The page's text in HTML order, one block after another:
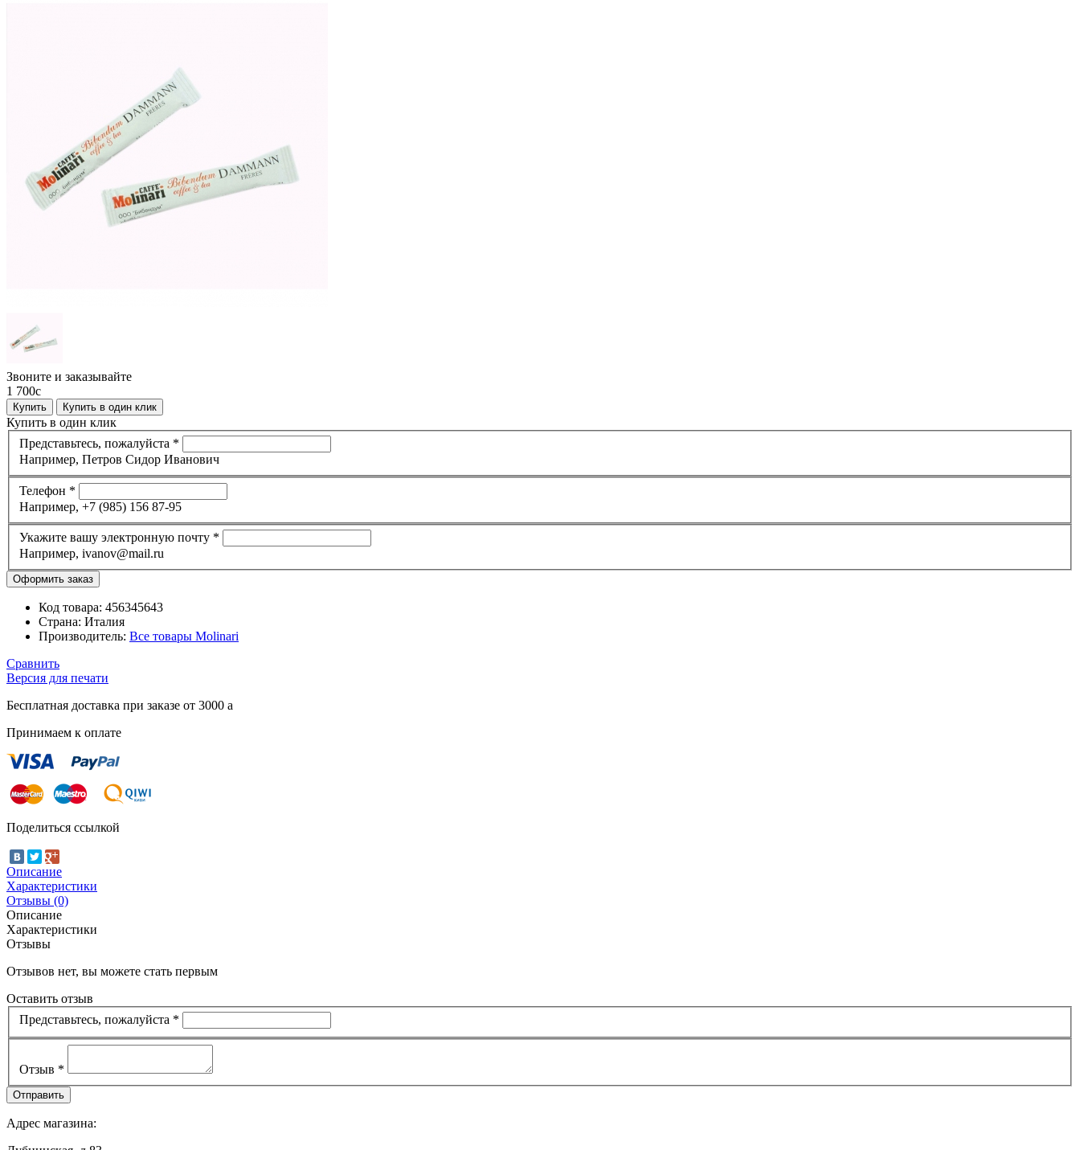
Звоните и заказывайте
1 700c
Купить Купить в один клик
Купить в один клик
Представьтесь, пожалуйста *
Например, Петров Сидор Иванович
Телефон *
Например, +7 (985) 156 87-95
Укажите вашу электронную почту *
Например, ivanov@mail.ru
Код товара: 456345643
Страна: Италия
Производитель: Все товары Molinari
Сравнить
Версия для печати
Бесплатная доставка при заказе от 3000 a
Принимаем к оплате
Поделиться ссылкой
Описание
Характеристики
Отзывы (0)
Описание
Характеристики
Отзывы
Отзывов нет, вы можете стать первым
Оставить отзыв
Представьтесь, пожалуйста *
Отзыв *
Адрес магазина: